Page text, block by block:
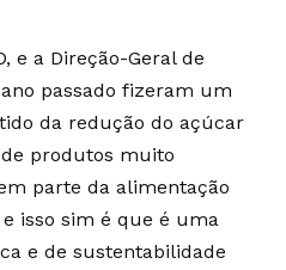
e a Direção-Geral de
passado fizeram um
da redução do açúcar
produtos muito
parte da alimentação
isso sim é que é uma
e de sustentabilidade